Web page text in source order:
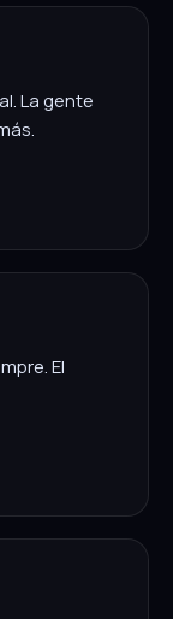
La gente
El